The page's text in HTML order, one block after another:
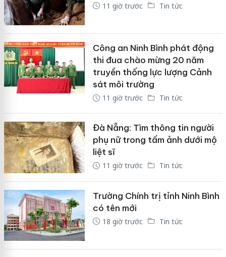
11 giờ trước Tin tức
Công an Ninh Bình phát động
thi đua chào mừng 20 năm
truyền thống lực lượng Cảnh
sát môi trường
11 giờ trước Tin tức
Đà Nẵng: Tìm thông tin người
phụ nữ trong tấm ảnh dưới mộ
liệt sĩ
11 giờ trước Tin tức
Trường Chính trị tỉnh Ninh Bình
có tên mới
18 giờ trước Tin tức